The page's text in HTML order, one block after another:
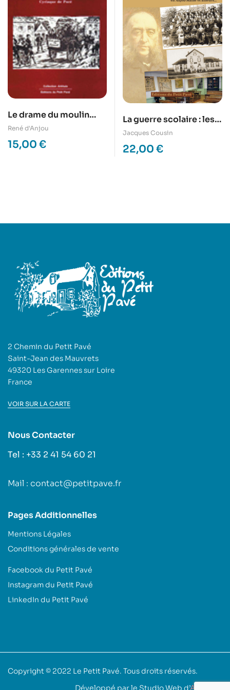
Le drame du moulin
d’Yvray
René d'Anjou
15,00 €
La guerre scolaire : les
rouges contre les
chouans
Jacques Cousin
22,00 €
2 Chemin du Petit Pavé
Saint-Jean des Mauvrets
49320 Les Garennes sur Loire
France
VOIR SUR LA CARTE
Nous Contacter
Tel : +33 2 41 54 60 21
Mail : contact@petitpave.fr
Pages Additionnelles
Mentions Légales
Conditions générales de vente
Facebook du Petit Pavé
Instagram du Petit Pavé
LinkedIn du Petit Pavé
Copyright © 2022 Le Petit Pavé. Tous droits réservés.